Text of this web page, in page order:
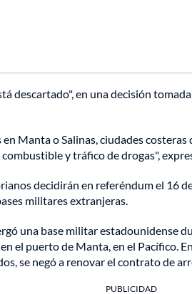
descartado", en una decisión
Manta o Salinas, ciudades
y tráfico de drogas",
decidirán en referéndum el 16
militares extranjeras.
una base militar estadounidense
el puerto de Manta, en el Pacífico.
se negó a renovar el contrato de
PUBLICIDAD